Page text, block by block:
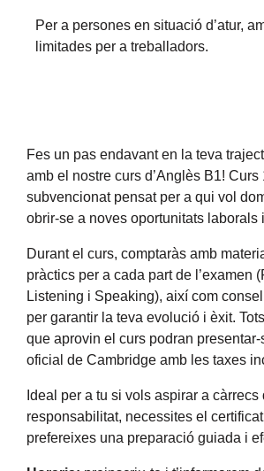
Per a persones en situació d’atur,
limitades per a treballadors.
Fes un pas endavant en la teva
amb el nostre curs d’Anglès B1! Curs
subvencionat pensat per a qui vol
obrir-se a noves oportunitats laborals
Durant el curs, comptaràs amb
pràctics per a cada part de l’examen
Listening i Speaking), així com
per garantir la teva evolució i èxit.
que aprovin el curs podran presentar-
oficial de Cambridge amb les taxes
Ideal per a tu si vols aspirar a càrrecs
responsabilitat, necessites el
prefereixes una preparació guiada i